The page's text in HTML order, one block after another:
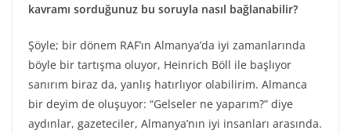
kavramı sorduğunuz bu soruyla nasıl bağlanabilir?
Şöyle; bir dönem RAF’ın Almanya’da iyi zamanlarında
böyle bir tartışma oluyor, Heinrich Böll ile başlıyor
sanırım biraz da, yanlış hatırlıyor olabilirim. Almanca
bir deyim de oluşuyor: “Gelseler ne yaparım?” diye
aydınlar, gazeteciler, Almanya’nın iyi insanları arasında.